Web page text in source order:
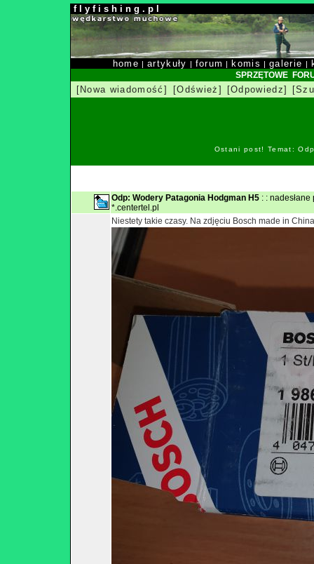
f l y f i s h i n g . p l
home |artykuły | forum | komis |galerie |
SPRZĘTOWE
[Nowa wiadomość] [Odśwież] [Odpowiedz]
Ostani post! Temat:
Odp: Wodery Patagonia Hodgman H5 : :
*.centertel.pl
Niestety takie czasy. Na zdjęciu Bosch made in China